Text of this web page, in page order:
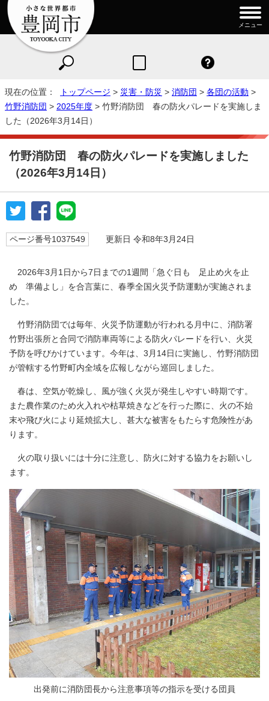
メニュー
現在の位置： トップページ > 災害・防災 > 消防団 > 各団の活動 >
竹野消防団 > 2025年度 > 竹野消防団 春の防火パレードを実施しま
した（2026年3月14日）
竹野消防団 春の防火パレードを実施しました
（2026年3月14日）
ページ番号1037549 更新日 令和8年3月24日
2026年3月1日から7日までの1週間「急ぐ日も 足止め火を止
め 準備よし」を合言葉に、春季全国火災予防運動が実施されま
した。
竹野消防団では毎年、火災予防運動が行われる月中に、消防署
竹野出張所と合同で消防車両等による防火パレードを行い、火災
予防を呼びかけています。今年は、3月14日に実施し、竹野消防団
が管轄する竹野町内全域を広報しながら巡回しました。
春は、空気が乾燥し、風が強く火災が発生しやすい時期です。
また農作業のため火入れや枯草焼きなどを行った際に、火の不始
末や飛び火により延焼拡大し、甚大な被害をもたらす危険性があ
ります。
火の取り扱いには十分に注意し、防火に対する協力をお願いし
ます。
出発前に消防団長から注意事項等の指示を受ける団員